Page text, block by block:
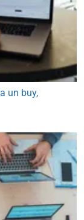
un buy,